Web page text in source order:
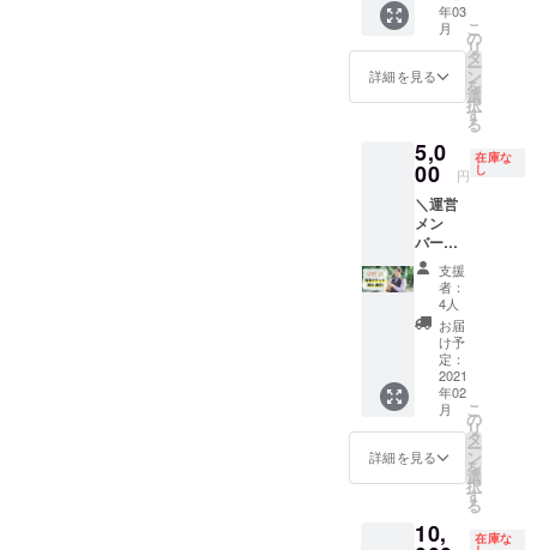
を記載
くださ
い。
ラウド
ファン
ディン
グ運営
メン
バーの
川 葵
（あお
ちゃ
ん）」
を指名
してPit
inを受
けるこ
とがで
きま
す。
【リ
ターン
内容】
Pit in 1
回チ
ケット
葵） ※
年03
月
詳細を見る
こ
の
リ
タ
ー
ン
を
選
択
す
る
5,0
00 円
在庫な
し
＼運営
メン
バー指
名Pit in
／ いつ
も応援
ありが
とうご
ざいま
す！ク
ラウド
ファン
ディン
グ運営
メン
バーの
義忠」
支援
者：
4人
お届
け予
定：
2021
年02
月
詳細を見る
こ
の
リ
タ
ー
ン
を
選
択
す
る
10, 在庫な